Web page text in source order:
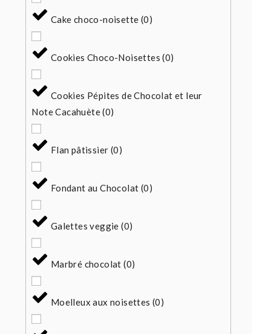
Cake choco-noisette (0)
Cookies Choco-Noisettes (0)
Cookies Pépites de Chocolat et leur
Note Cacahuète(0)
Flan pâtissier (0)
Fondant au Chocolat (0)
Galettes veggie (0)
Marbré chocolat (0)
Moelleux aux noisettes (0)